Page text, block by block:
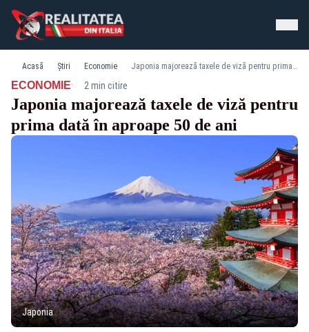
Acasă Știri Economie Japonia majorează taxele de viză pentru prima dată în aproape 50 de ani
ECONOMIE· 2 min citire
Japonia majorează taxele de viză pentru
prima dată în aproape 50 de ani
Japonia